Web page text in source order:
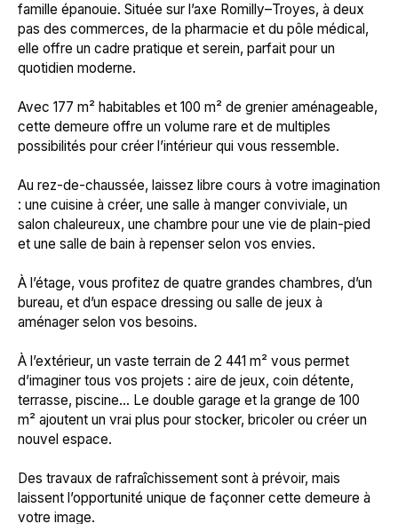
famille épanouie. Située sur l’axe Romilly–Troyes, à deux
pas des commerces, de la pharmacie et du pôle médical,
elle offre un cadre pratique et serein, parfait pour un
quotidien moderne.
Avec 177 m² habitables et 100 m² de grenier aménageable,
cette demeure offre un volume rare et de multiples
possibilités pour créer l’intérieur qui vous ressemble.
Au rez-de-chaussée, laissez libre cours à votre imagination
: une cuisine à créer, une salle à manger conviviale, un
salon chaleureux, une chambre pour une vie de plain-pied
et une salle de bain à repenser selon vos envies.
À l’étage, vous profitez de quatre grandes chambres, d’un
bureau, et d’un espace dressing ou salle de jeux à
aménager selon vos besoins.
À l’extérieur, un vaste terrain de 2 441 m² vous permet
d’imaginer tous vos projets : aire de jeux, coin détente,
terrasse, piscine… Le double garage et la grange de 100
m² ajoutent un vrai plus pour stocker, bricoler ou créer un
nouvel espace.
Des travaux de rafraîchissement sont à prévoir, mais
laissent l’opportunité unique de façonner cette demeure à
votre image.